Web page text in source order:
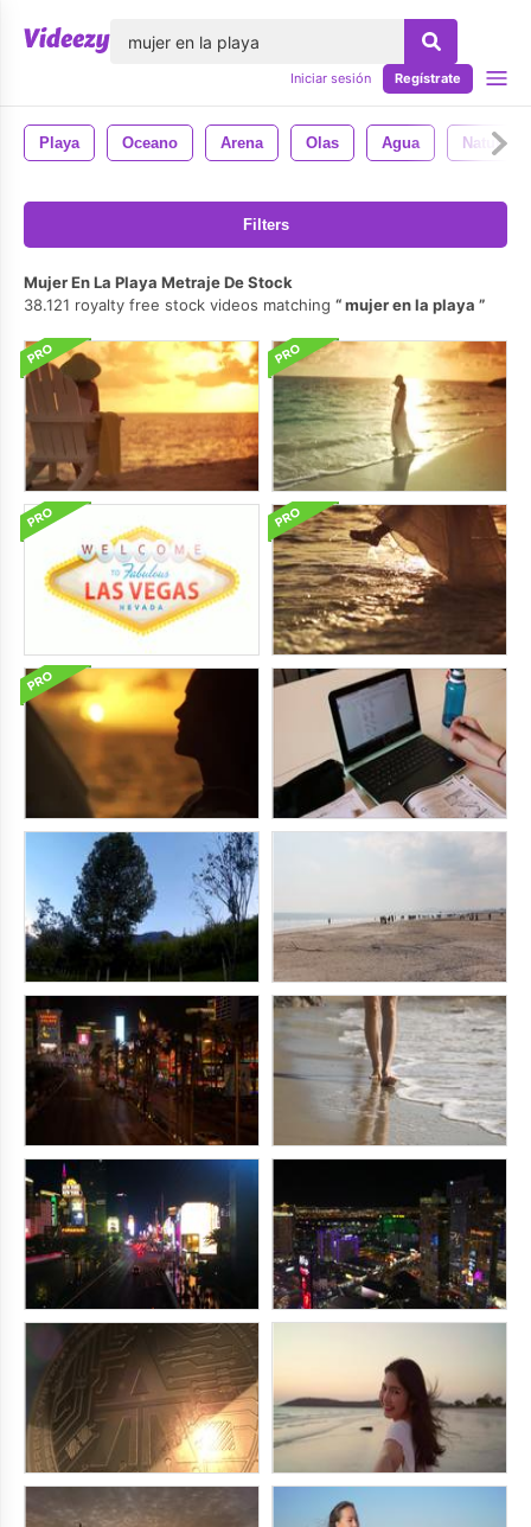
Iniciar sesión Regístrate
Playa Oceano Arena Olas Agua
Filters
Mujer En La Playa Metraje De Stock
38.121 royalty free stock videos matching
mujer en la playa